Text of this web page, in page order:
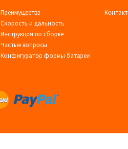
Преимущества
Скорость и дальность
Инструкция по сборке
Частые вопросы
Конфигуратор формы батареи